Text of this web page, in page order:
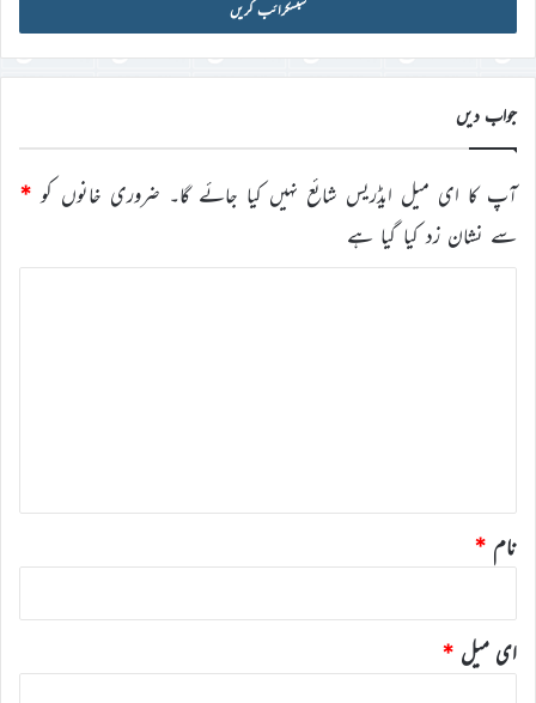
ڈی
درج
کریں
جواب دیں
آپ کا ای میل ایڈریس شائع نہیں کیا جائے گا۔ ضروری خانوں کو *
سے نشان زد کیا گیا ہے
نام *
ای میل *